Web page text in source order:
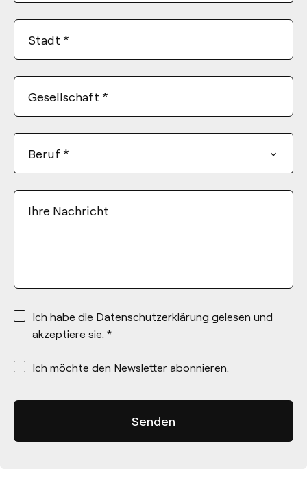
Stadt *
Gesellschaft *
Beruf *
Ihre Nachricht
*
Ich habe die Datenschutzerklärung gelesen und
akzeptiere sie. *
*
Ich möchte den Newsletter abonnieren.